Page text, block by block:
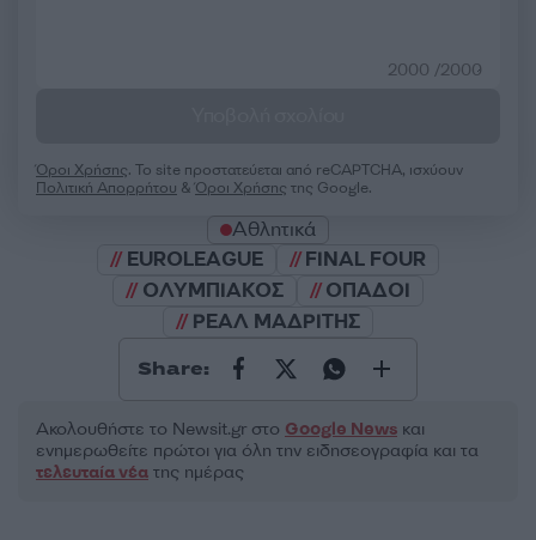
2000 /2000
Όροι Χρήσης. Το site προστατεύεται από reCAPTCHA, ισχύουν
Πολιτική Απορρήτου &Όροι Χρήσης της Google.
Αθλητικά
EUROLEAGUE
FINAL FOUR
ΟΛΥΜΠΙΑΚΟΣ
ΟΠΑΔΟΙ
ΡΕΑΛ ΜΑΔΡΙΤΗΣ
Share:
Ακολουθήστε το Νewsit.gr στο Google News και
ενημερωθείτε πρώτοι για όλη την ειδησεογραφία και τα
τελευταία νέα της ημέρας